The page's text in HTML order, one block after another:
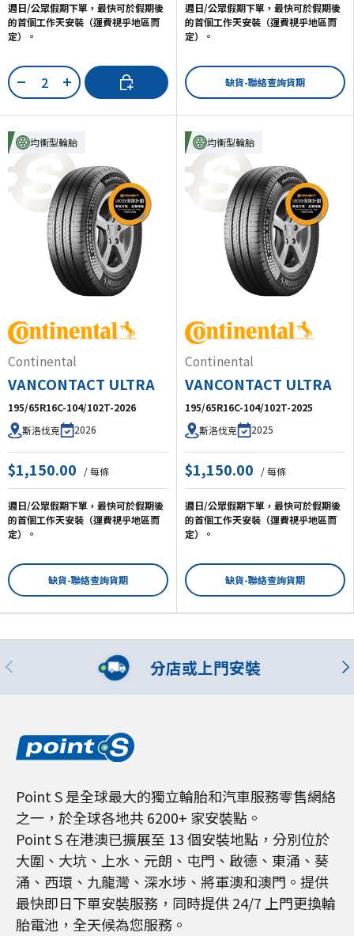
週日/公眾假期下單，最快可於假期後
的首個工作天安裝（運費視乎地區而
定）。
數量
- +
加入購物車
週日/公眾假期下單，最快可於假期後
的首個工作天安裝（運費視乎地區而
定）。
缺貨-聯絡查詢貨期
均衡型輪胎
Continental
VANCONTACT ULTRA
195/65R16C-104/102T-2026
斯洛伐克
2026
$1,150.00 / 每條
週日/公眾假期下單，最快可於假期後
的首個工作天安裝（運費視乎地區而
定）。
缺貨-聯絡查詢貨期
均衡型輪胎
Continental
VANCONTACT ULTRA
195/65R16C-104/102T-2025
斯洛伐克
2025
$1,150.00 / 每條
週日/公眾假期下單，最快可於假期後
的首個工作天安裝（運費視乎地區而
定）。
缺貨-聯絡查詢貨期
分店或上門安裝
Point S 是全球最大的獨立輪胎和汽車服務零售網絡
之一，於全球各地共 6200+ 家安裝點。
Point S 在港澳已擴展至 13 個安裝地點，分別位於
大圍、大坑、上水、元朗、屯門、啟德、東涌、葵
涌、西環、九龍灣、深水埗、將軍澳和澳門。提供
最快即日下單安裝服務，同時提供 24/7 上門更換輪
胎電池，全天候為您服務。